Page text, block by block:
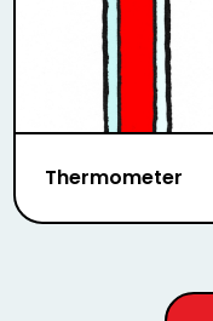
Thermometer